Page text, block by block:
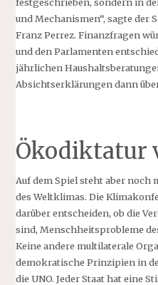
und Mechanismen“, sagte der
Franz Perrez. Finanzfragen
und den Parlamenten
jährlichen
Absichtserklärungen dann
Ökodiktatur
Auf dem Spiel steht aber noch
des Weltklimas. Die
darüber entscheiden, ob die
sind, Menschheitsprobleme
Keine andere multilaterale
demokratische Prinzipien in
die UNO. Jeder Staat hat eine